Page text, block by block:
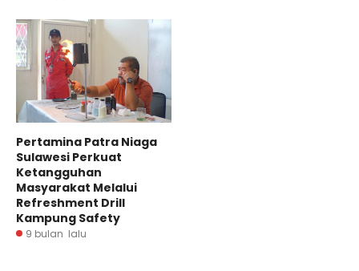
Pertamina Patra Niaga
Sulawesi Perkuat
Ketangguhan
Masyarakat Melalui
Refreshment Drill
Kampung Safety
9 bulan lalu